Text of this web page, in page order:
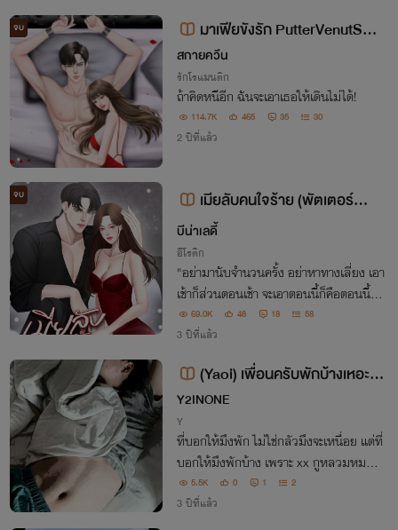
จบ
มาเฟีย​ขังรัก​ PutterVenut​SPE
CIAL​
สกายควีน
รักโรแมนติก
ถ้าคิดหนีอีก ฉันจะเอาเธอให้เดินไม่ได้!
114.7K 465 35 30
2 ปีที่แล้ว
จบ
เมียลับคนใจร้าย (พัตเตอร์❤️นั
บดาว)​
บีน่าเลดี้
อีโรติก
"อย่ามานับจำนวนครั้ง อย่าหาทางเลี่ยง เอา
เช้าก็ส่วนตอนเช้า จะเอาตอนนี้ก็คือตอนนี้ อ
ย่าใช้ปากทำงานให้มาก ถอดเสื้อผ้าออก แล้
วเอาร่างกายของเธอทำหน้าที่ซะ”
69.0K 48 18 58
3 ปีที่แล้ว
(Yaoi) เพื่อนครับพักบ้างเหอะ
(ออกัสพัตเตอร์) 20+
Y2INONE
Y
ที่บอกให้มึงพัก ไม่ใช่กลัวมึงจะเหนื่อย แต่ที่
บอกให้มึงพักบ้าง เพราะ xx กูหลวมหมดแ
ล้ว 5.5K 0 1 2
3 ปีที่แล้ว